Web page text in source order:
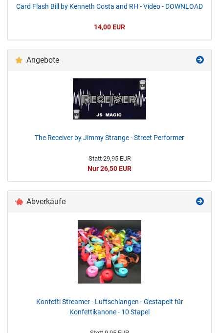
Card Flash Bill by Kenneth Costa and RH - Video - DOWNLOAD
14,00 EUR
Angebote
The Receiver by Jimmy Strange - Street Performer
Statt 29,95 EUR
Nur 26,50 EUR
Abverkäufe
Konfetti Streamer - Luftschlangen - Gestapelt für
Konfettikanone - 10 Stapel